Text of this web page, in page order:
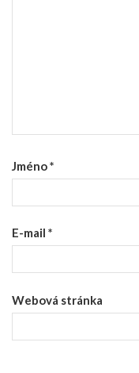
Jméno*
E-mail *
Webová stránka